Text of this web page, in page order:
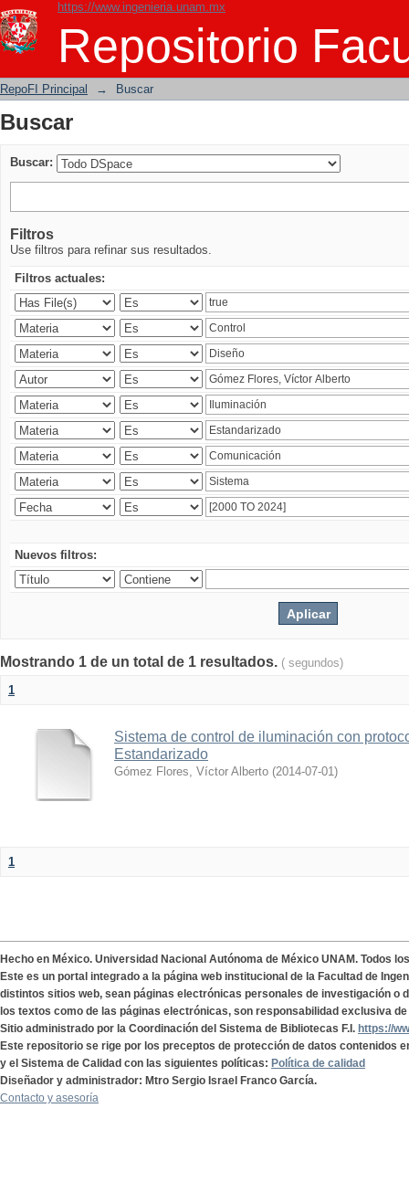
https://www.ingenieria.unam.mx
Repositorio
Buscar
RepoFI Principal → Buscar
Buscar
Buscar:
Filtros
Use filtros para refinar sus resultados.
Filtros actuales:
Nuevos filtros:
Mostrando 1 de un total de 1 resultados. ( segundos)
1
Sistema de control de iluminación con
Estandarizado
Gómez Flores, Víctor Alberto (2014-07-01)
1
Hecho en México. Universidad Nacional Autónoma de México UNAM. Todos
Este es un portal integrado a la página web institucional de la Facultad de
distintos sitios web, sean páginas electrónicas personales de investigación o
los textos como de las páginas electrónicas, son responsabilidad exclusiva
Sitio administrado por la Coordinación del Sistema de Bibliotecas F.I. https://
Este repositorio se rige por los preceptos de protección de datos contenidos
y el Sistema de Calidad con las siguientes políticas: Política de calidad
Diseñador y administrador: Mtro Sergio Israel Franco García.
Contacto y asesoría